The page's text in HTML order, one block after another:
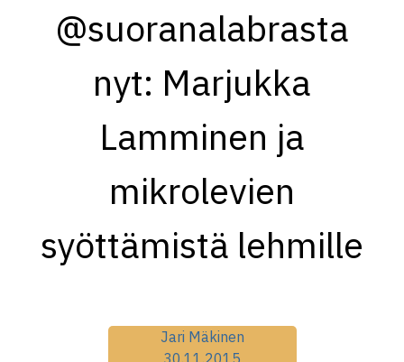
@suoranalabrasta
nyt: Marjukka
Lamminen ja
mikrolevien
syöttämistä lehmille
Jari Mäkinen
30.11.2015